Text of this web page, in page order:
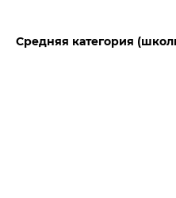
Средняя категория